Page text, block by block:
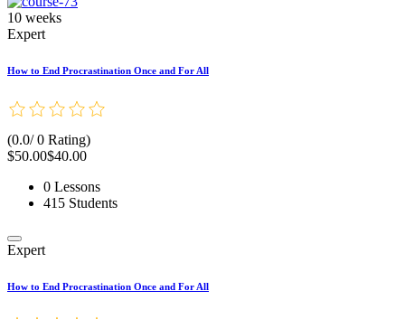
10 weeks
Expert
How to End Procrastination Once and For All
(0.0/ 0 Rating)
$50.00$40.00
0 Lessons
415 Students
Expert
How to End Procrastination Once and For All